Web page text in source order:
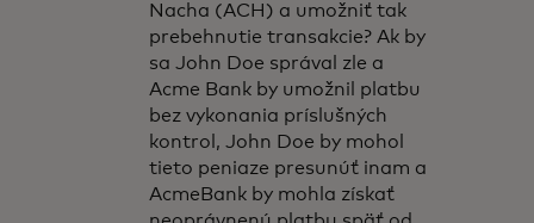
Nacha (ACH) a umožniť tak
prebehnutie transakcie? Ak by
sa John Doe správal zle a
Acme Bank by umožnil platbu
bez vykonania príslušných
kontrol, John Doe by mohol
tieto peniaze presunúť inam a
AcmeBank by mohla získať